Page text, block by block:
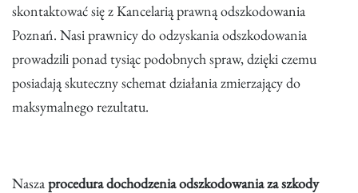
skontaktować się z Kancelarią prawną odszkodowania
Poznań. Nasi prawnicy do odzyskania odszkodowania
prowadzili ponad tysiąc podobnych spraw, dzięki czemu
posiadają skuteczny schemat działania zmierzający do
maksymalnego rezultatu.
Nasza procedura dochodzenia odszkodowania za szkody